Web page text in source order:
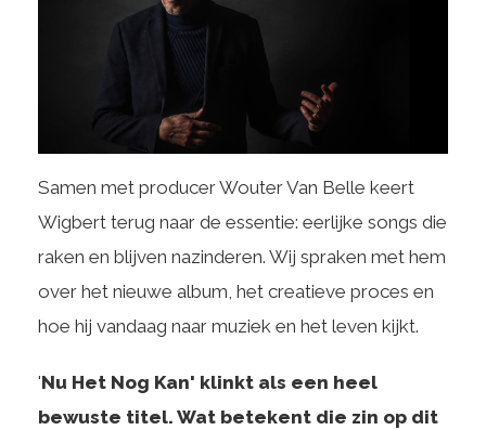
Samen met producer Wouter Van Belle keert
Wigbert terug naar de essentie: eerlijke songs die
raken en blijven nazinderen. Wij spraken met hem
over het nieuwe album, het creatieve proces en
hoe hij vandaag naar muziek en het leven kijkt.
'Nu Het Nog Kan' klinkt als een heel
bewuste titel. Wat betekent die zin op dit